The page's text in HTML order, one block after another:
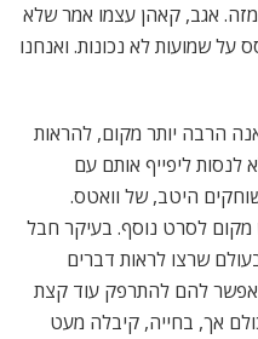
אגב, קאהן עצמו אמר שלא
על שמועות לא נכונות. ואנחנו
הרבה יותר מקום, להראות
ליפייף אותם עם
היטב, של וואטס.
מקום לסרט נוסף. בעיקר חבל
שרצו לראות דברים
להם להתרפק עוד קצת
אך, בחייה, קיבלה מעט